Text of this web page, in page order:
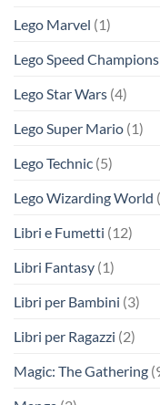
Lego Marvel (1)
Lego Speed Champions
Lego Star Wars (4)
Lego Super Mario (1)
Lego Technic (5)
Lego Wizarding World
Libri e Fumetti (12)
Libri Fantasy (1)
Libri per Bambini (3)
Libri per Ragazzi (2)
Magic: The Gathering